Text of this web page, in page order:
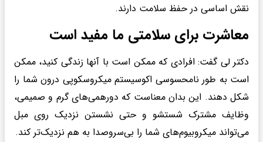
نقش اساسی در حفظ سلامت دارند.
معاشرت برای سلامتی ما مفید است
دکتر لی گفت: افرادی که ممکن است با آنها زندگی کنید، ممکن
است به طور نامحسوسی اکوسیستم میکروسکوپی درون شما را
شکل دهند. این بدان معناست که دورهمی‌های گرم و صمیمی،
وظایف مشترک شستشو و حتی نشستن نزدیک روی مبل
می‌تواند میکروبیوم‌های شما را بی‌سروصدا به هم نزدیک‌تر کند.